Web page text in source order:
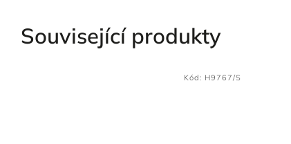
Související produkty
Kód: H9767/S